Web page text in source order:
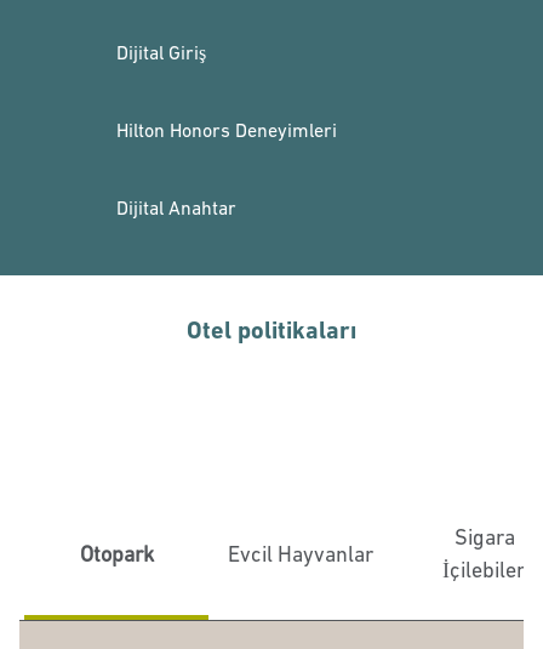
Dijital Giriş
Hilton Honors Deneyimleri
Dijital Anahtar
Otel politikaları
Otopark Evcil Hayvanlar
Sigara
İçilebilen